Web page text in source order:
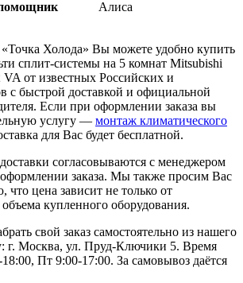
Алиса
Холода» Вы можете удобно купить
сплит-системы на 5 комнат Mitsubishi
от известных Российских и
с быстрой доставкой и официальной
Если при оформлении заказа вы
услугу — монтаж климатического
для Вас будет бесплатной.
согласовываются с менеджером
заказа. Мы также просим Вас
что цена зависит не только от
купленного оборудования.
свой заказ самостоятельно из нашего
г. Москва, ул. Пруд-Ключики 5. Время
Пт 9:00-17:00. За самовывоз даётся